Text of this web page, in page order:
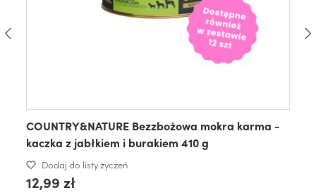
COUNTRY&NATURE Bezzbożowa mokra karma -
kaczka z jabłkiem i burakiem 410 g
Dodaj do listy życzeń
12,99 zł